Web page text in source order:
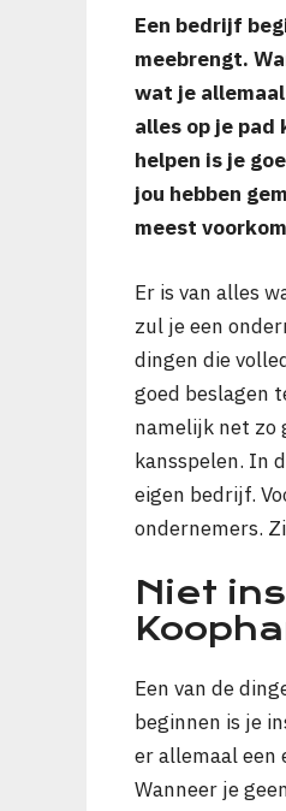
Een bedrijf
meebrengt.
wat je
alles op je pad
helpen is je
jou hebben
meest
Er is van alles
zul je een
dingen die
goed beslagen
namelijk net zo
kansspelen. In
eigen bedrijf.
ondernemers.
Niet
Een van de
beginnen is je
er allemaal een
Wanneer je